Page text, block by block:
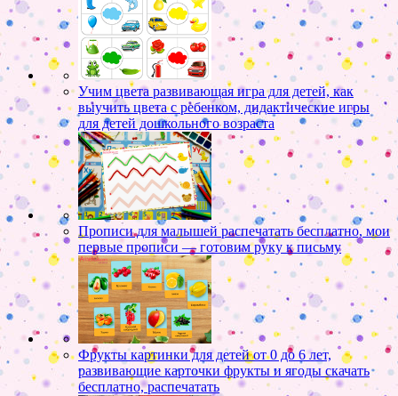
Учим цвета развивающая игра для детей, как
выучить цвета с ребенком, дидактические игры
для детей дошкольного возраста
Прописи для малышей распечатать бесплатно, мои
первые прописи — готовим руку к письму
Фрукты картинки для детей от 0 до 6 лет,
развивающие карточки фрукты и ягоды скачать
бесплатно, распечатать